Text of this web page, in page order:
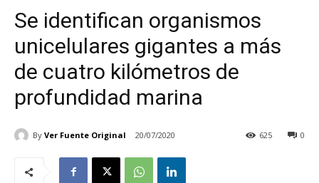
Se identifican organismos
unicelulares gigantes a más
de cuatro kilómetros de
profundidad marina
By Ver Fuente Original 20/07/2020 0
625